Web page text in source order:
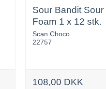
Sour Bandit Sour
Foam 1 x 12 stk.
Scan Choco
22757
108,00 DKK